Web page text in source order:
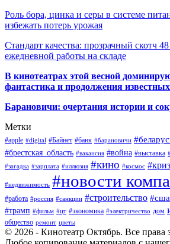
Роль бора, цинка и серы в системе
избежать потерь урожая
Стандарт качества: прозрачный скотч
ежедневной работы на складе
В кинотеатрах этой весной
фантастика и продолжения
Барановичи: очертания истории и
Метки
#apple #digital #Байнет #банк #барановичи
#брестская_область #вакансия #война #выставка
#загадка #зарплата #иллюзия #кино #космос
#недвижимость #новости
#работа #россия #санкции #строительство #сша
#трамп #фильм #цт #экономика #электричество дом
общество ремонт цветы
© 2026 - Кинотеатр Октябрь. Все